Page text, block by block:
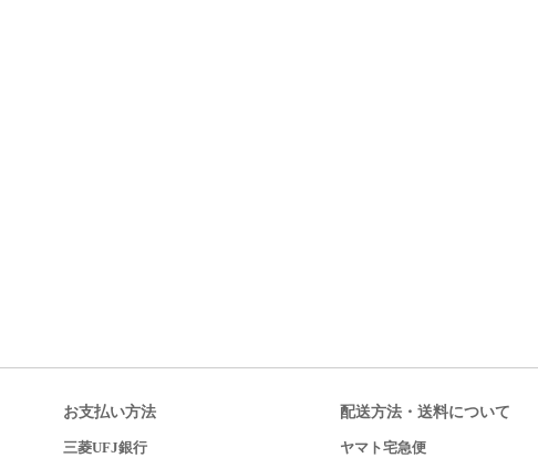
お支払い方法
三菱UFJ銀行
配送方法・送料について
ヤマト宅急便